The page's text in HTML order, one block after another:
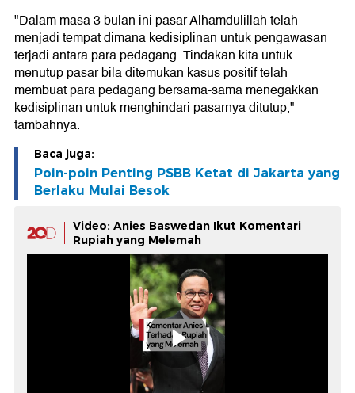
"Dalam masa 3 bulan ini pasar Alhamdulillah telah
menjadi tempat dimana kedisiplinan untuk pengawasan
terjadi antara para pedagang. Tindakan kita untuk
menutup pasar bila ditemukan kasus positif telah
membuat para pedagang bersama-sama menegakkan
kedisiplinan untuk menghindari pasarnya ditutup,"
tambahnya.
Baca juga:
Poin-poin Penting PSBB Ketat di Jakarta yang
Berlaku Mulai Besok
Video: Anies Baswedan Ikut Komentari
Rupiah yang Melemah